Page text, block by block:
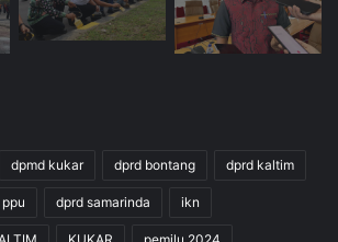
dpmd kukar dprd bontang dprd kaltim
dprd samarinda ikn